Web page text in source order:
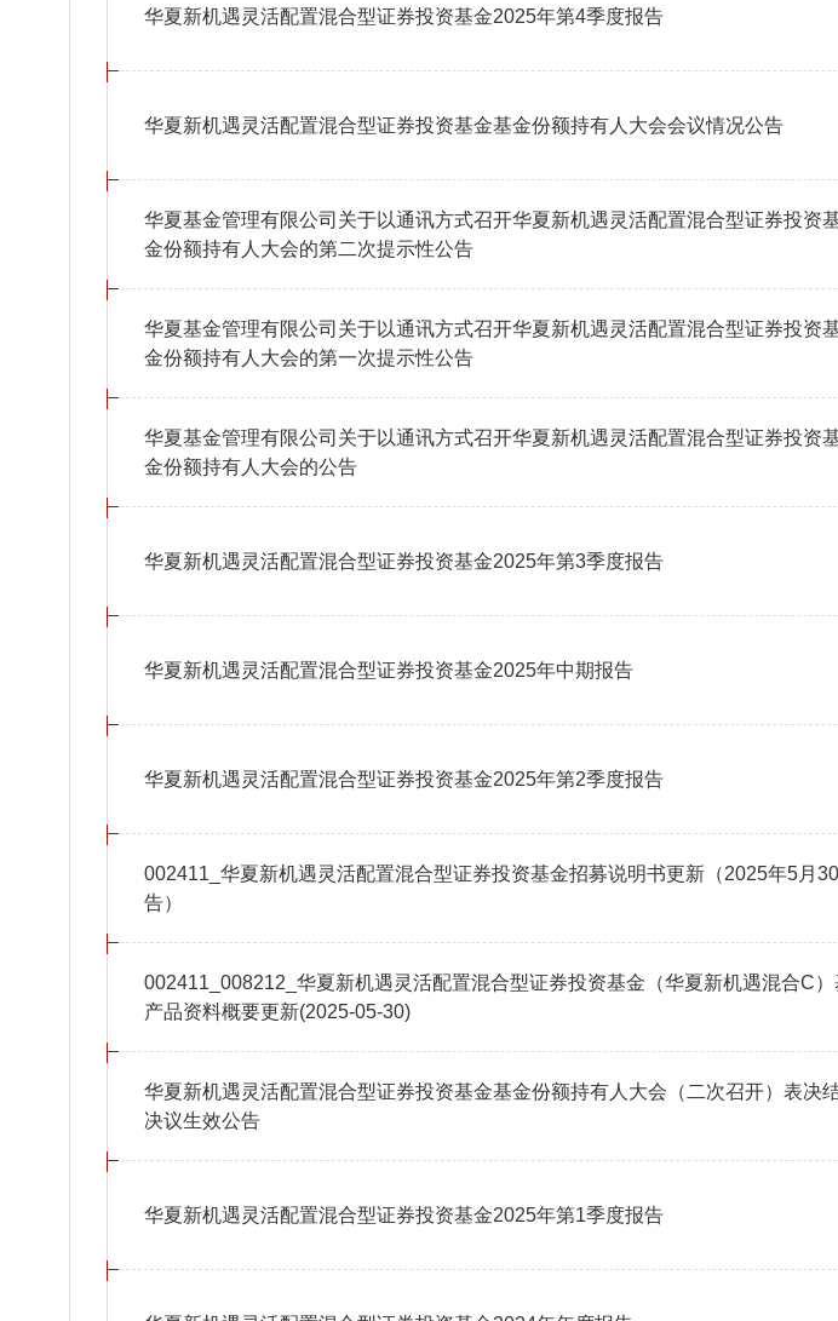
华夏新机遇灵活配置混合型证券投资基金2025年第4季度报告
华夏新机遇灵活配置混合型证券投资基金基金份额持有人大会会议情况公告
华夏基金管理有限公司关于以通讯方式召开华夏新机遇灵活配置混合型证券投资
金份额持有人大会的第二次提示性公告
华夏基金管理有限公司关于以通讯方式召开华夏新机遇灵活配置混合型证券投资
金份额持有人大会的第一次提示性公告
华夏基金管理有限公司关于以通讯方式召开华夏新机遇灵活配置混合型证券投资
金份额持有人大会的公告
华夏新机遇灵活配置混合型证券投资基金2025年第3季度报告
华夏新机遇灵活配置混合型证券投资基金2025年中期报告
华夏新机遇灵活配置混合型证券投资基金2025年第2季度报告
002411_华夏新机遇灵活配置混合型证券投资基金招募说明书更新（2025年5月
告）
002411_008212_华夏新机遇灵活配置混合型证券投资基金（华夏新机遇混合C）
产品资料概要更新(2025-05-30)
华夏新机遇灵活配置混合型证券投资基金基金份额持有人大会（二次召开）表决
决议生效公告
华夏新机遇灵活配置混合型证券投资基金2025年第1季度报告